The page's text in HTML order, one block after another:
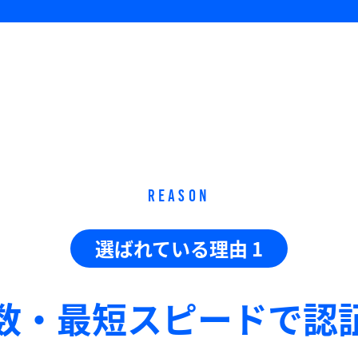
REASON
選ばれている理由 1
・最短スピードで認